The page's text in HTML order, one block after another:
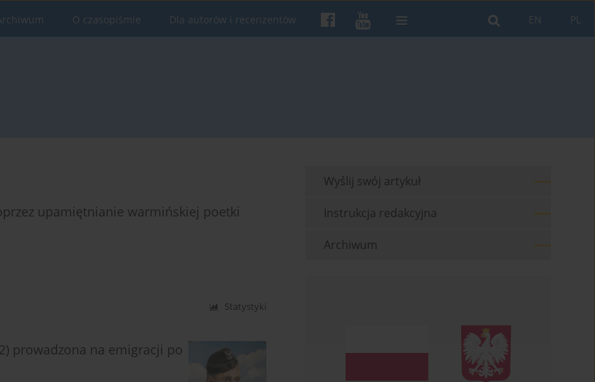
PL
EN
O czasopiśmie Dla autorów i recenzentów
upamiętnianie warmińskiej poetki
Statystyki
prowadzona na emigracji po
Wyślij swój artykuł
Instrukcja redakcyjna
Archiwum